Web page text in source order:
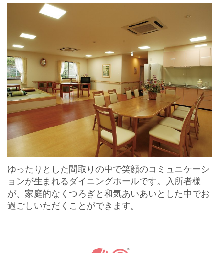
ゆったりとした間取りの中で笑顔のコミュニケーシ
ョンが生まれるダイニングホールです。入所者様
が、家庭的なくつろぎと和気あいあいとした中でお
過ごしいただくことができます。